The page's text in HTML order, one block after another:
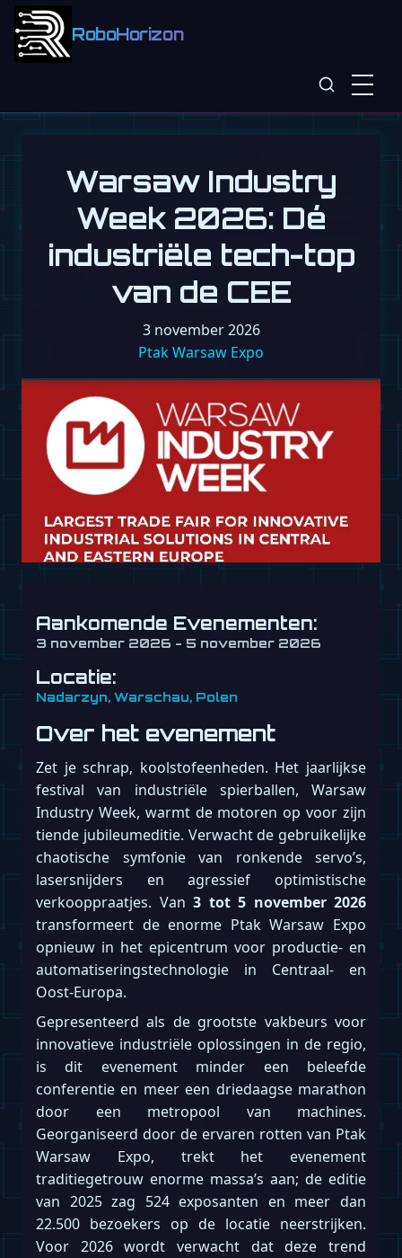
RoboHorizon
Warsaw Industry
Week 2026: Dé
industriële tech-top
van de CEE
3 november 2026
Ptak Warsaw Expo
Aankomende Evenementen:
3 november 2026 - 5 november 2026
Locatie:
Nadarzyn, Warschau, Polen
Over het evenement
Zet je schrap, koolstofeenheden. Het jaarlijkse
festival van industriële spierballen, Warsaw
Industry Week, warmt de motoren op voor zijn
tiende jubileumeditie. Verwacht de gebruikelijke
chaotische symfonie van ronkende servo’s,
lasersnijders en agressief optimistische
verkooppraatjes. Van 3 tot 5 november 2026
transformeert de enorme Ptak Warsaw Expo
opnieuw in het epicentrum voor productie- en
automatiseringstechnologie in Centraal- en
Oost-Europa.
Gepresenteerd als de grootste vakbeurs voor
innovatieve industriële oplossingen in de regio,
is dit evenement minder een beleefde
conferentie en meer een driedaagse marathon
door een metropool van machines.
Georganiseerd door de ervaren rotten van Ptak
Warsaw Expo, trekt het evenement
traditiegetrouw enorme massa’s aan; de editie
van 2025 zag 524 exposanten en meer dan
22.500 bezoekers op de locatie neerstrijken.
Voor 2026 wordt verwacht dat deze trend